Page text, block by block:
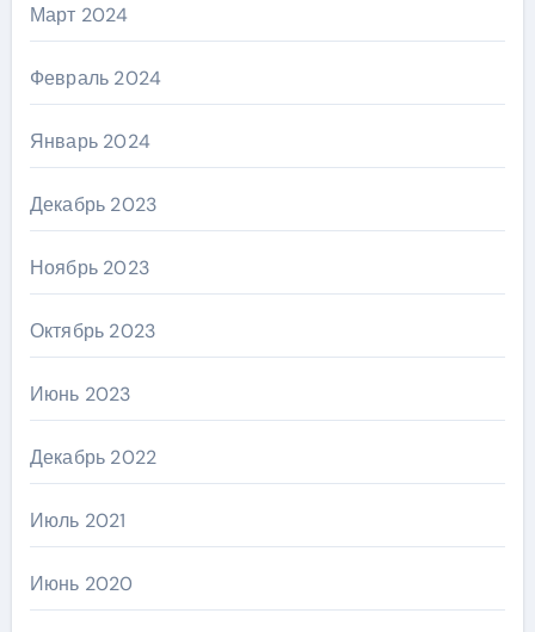
Март 2024
Февраль 2024
Январь 2024
Декабрь 2023
Ноябрь 2023
Октябрь 2023
Июнь 2023
Декабрь 2022
Июль 2021
Июнь 2020